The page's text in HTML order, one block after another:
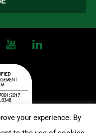
your experience. By